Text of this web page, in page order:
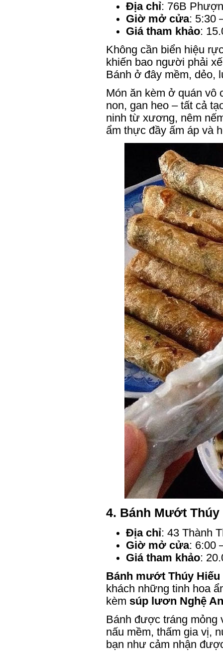
Địa chỉ: 76B
Giờ mở cửa: 5:30
Giá tham khảo:
Không cần biển hiệu
khiến bao người phải
Bánh ở đây mềm, dẻo,
Món ăn kèm ở quán vô
non, gan heo – tất cả
ninh từ xương, nêm
ẩm thực đầy ấm áp và
4. Bánh Mướt Thúy
Địa chỉ: 43 Thành
Giờ mở cửa: 6:00
Giá tham khảo:
Bánh mướt Thúy Hiếu
khách những tinh hoa
kèm súp lươn Nghệ An
Bánh được tráng mỏng
nấu mềm, thấm gia vị,
bạn như cảm nhận